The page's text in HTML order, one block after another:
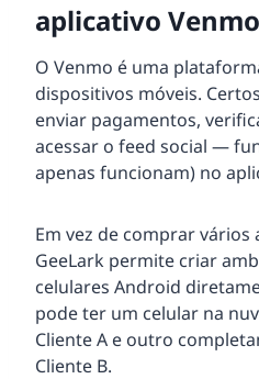
aplicativo Venmo
O Venmo é uma
dispositivos móveis.
enviar pagamentos,
acessar o feed social —
apenas funcionam) no
Em vez de comprar vários
GeeLark permite criar
celulares Android
pode ter um celular na
Cliente A e outro
Cliente B.